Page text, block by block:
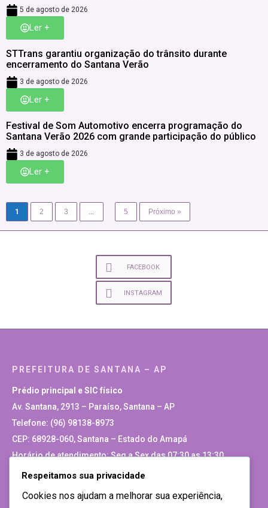
5 de agosto de 2026
Ler +
STTrans garantiu organização do trânsito durante
encerramento do Santana Verão
3 de agosto de 2026
Ler +
Festival de Som Automotivo encerra programação do
Santana Verão 2026 com grande participação do público
3 de agosto de 2026
Ler +
1 2 3 … 5 Próximo »
FACEBOOK
INSTAGRAM
PREFEITURA DE SANTANA – AP
Prédio principal e SIC físico
Av. Santana, 2913 – Paraíso, Santana – AP
Telefone: (96) 98138-8973
CEP: 68928-060, Santana – Estado do Amapá
Horário de atendimento: Seg a Sex das 07:30 as 13:30
Site Antigo
Respeitamos sua privacidade
Cookies nos ajudam a melhorar sua experiência,